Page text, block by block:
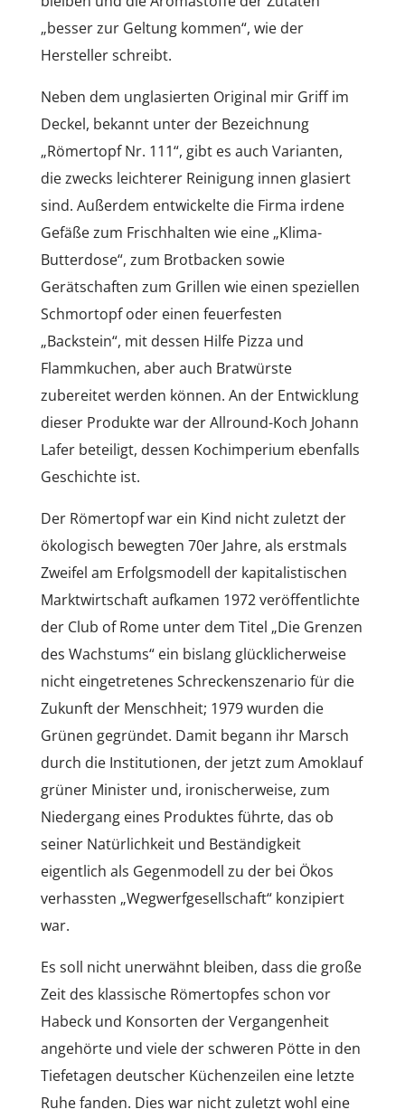
„besser zur Geltung kommen“, wie der
Hersteller schreibt.
Neben dem unglasierten Original mir Griff im
Deckel, bekannt unter der Bezeichnung
„Römertopf Nr. 111“, gibt es auch Varianten,
die zwecks leichterer Reinigung innen glasiert
sind. Außerdem entwickelte die Firma irdene
Gefäße zum Frischhalten wie eine „Klima-
Butterdose“, zum Brotbacken sowie
Gerätschaften zum Grillen wie einen speziellen
Schmortopf oder einen feuerfesten
„Backstein“, mit dessen Hilfe Pizza und
Flammkuchen, aber auch Bratwürste
zubereitet werden können. An der Entwicklung
dieser Produkte war der Allround-Koch Johann
Lafer beteiligt, dessen Kochimperium ebenfalls
Geschichte ist.
Der Römertopf war ein Kind nicht zuletzt der
ökologisch bewegten 70er Jahre, als erstmals
Zweifel am Erfolgsmodell der kapitalistischen
Marktwirtschaft aufkamen 1972 veröffentlichte
der Club of Rome unter dem Titel „Die Grenzen
des Wachstums“ ein bislang glücklicherweise
nicht eingetretenes Schreckenszenario für die
Zukunft der Menschheit; 1979 wurden die
Grünen gegründet. Damit begann ihr Marsch
durch die Institutionen, der jetzt zum Amoklauf
grüner Minister und, ironischerweise, zum
Niedergang eines Produktes führte, das ob
seiner Natürlichkeit und Beständigkeit
eigentlich als Gegenmodell zu der bei Ökos
verhassten „Wegwerfgesellschaft“ konzipiert
war.
Es soll nicht unerwähnt bleiben, dass die große
Zeit des klassische Römertopfes schon vor
Habeck und Konsorten der Vergangenheit
angehörte und viele der schweren Pötte in den
Tiefetagen deutscher Küchenzeilen eine letzte
Ruhe fanden. Dies war nicht zuletzt wohl eine